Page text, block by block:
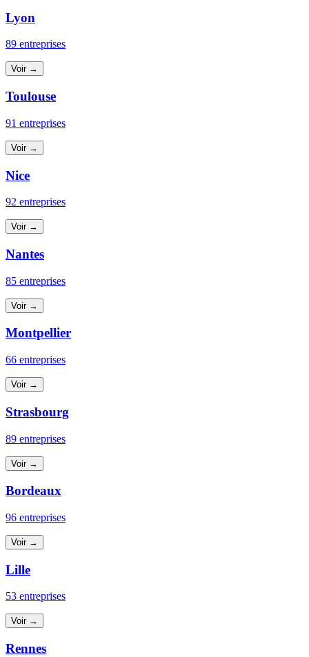
Lyon
89 entreprises
Voir →
Toulouse
91 entreprises
Voir →
Nice
92 entreprises
Voir →
Nantes
85 entreprises
Voir →
Montpellier
66 entreprises
Voir →
Strasbourg
89 entreprises
Voir →
Bordeaux
96 entreprises
Voir →
Lille
53 entreprises
Voir →
Rennes